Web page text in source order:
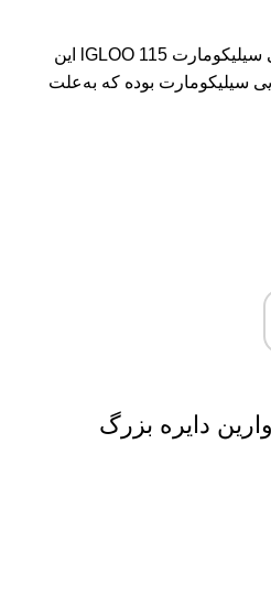
ویژگی های قالب سیلیکونی سیلیکومارت lGLOO 115 این
سیلیکومارت بوده که به‌علت
دایره بزرگ